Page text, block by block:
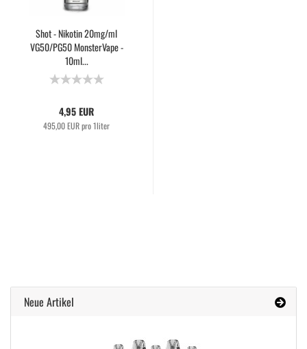
Shot - Nikotin 20mg/ml
VG50/PG50 MonsterVape -
10ml...
4,95 EUR
495,00 EUR pro 1liter
Neue Artikel